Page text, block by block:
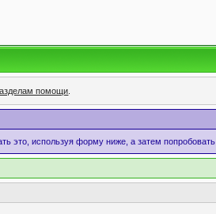
помощи
это, используя форму ниже, а затем попробовать